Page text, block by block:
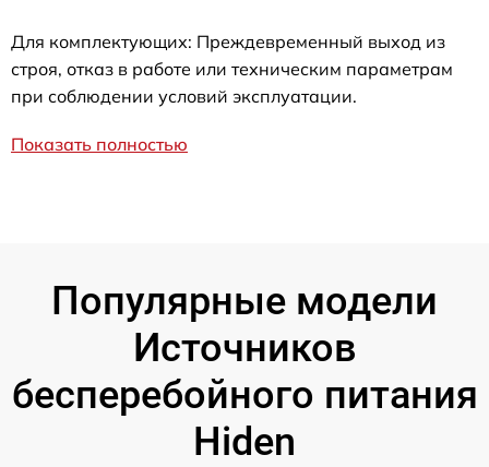
Для комплектующих: Преждевременный выход из
строя, отказ в работе или техническим параметрам
при соблюдении условий эксплуатации.
Показать полностью
Популярные модели
Источников
бесперебойного питания
Hiden